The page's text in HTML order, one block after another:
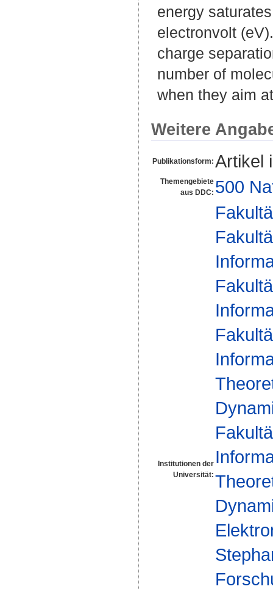
energy
electronvolt
charge
number of
when they aim
Weitere
Publikationsform: Artikel
Themengebiete
aus DDC: 500
Institutionen der
Universität: